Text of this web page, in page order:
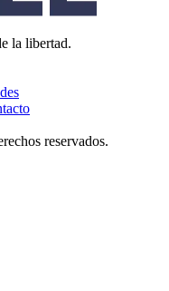
la libertad.
reservados.